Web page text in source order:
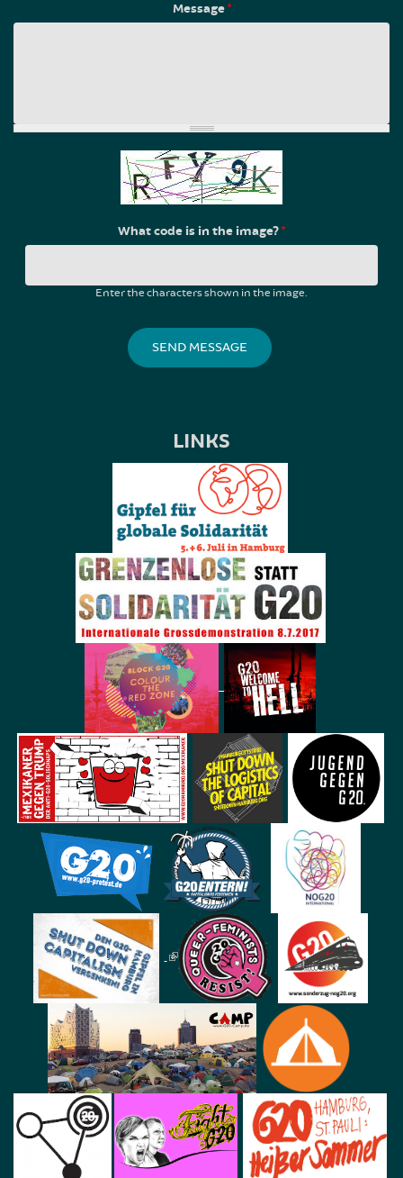
Message*
What code is in the image?*
Enter the characters shown in the image.
LINKS